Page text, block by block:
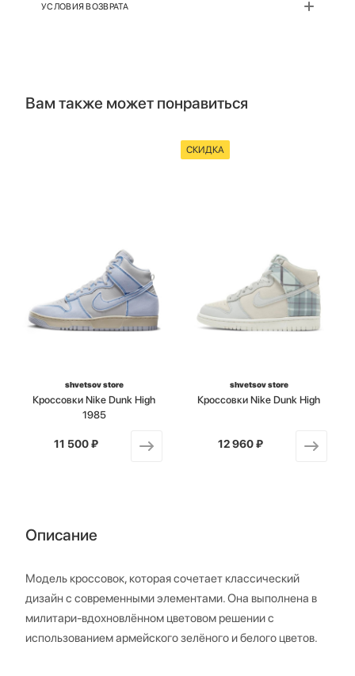
УСЛОВИЯ ВОЗВРАТА
Вам также может понравиться
shvetsov store
Кроссовки Nike Dunk High
1985
от
11 500 ₽
СКИДКА
shvetsov store
Кроссовки Nike Dunk High
от
12 960 ₽
Описание
Модель кроссовок, которая сочетает классический
дизайн с современными элементами. Она выполнена в
милитари-вдохновлённом цветовом решении с
использованием армейского зелёного и белого цветов.